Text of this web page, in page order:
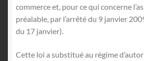
commerce et, pour ce qui concerne
préalable, par l’arrêté du 9 janvier
du 17 janvier).
Cette loi a substitué au régime